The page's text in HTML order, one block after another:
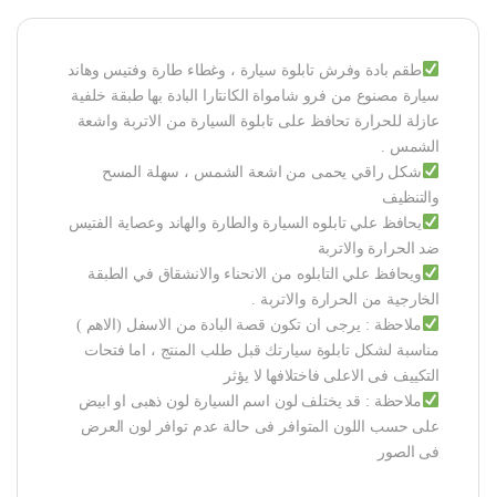
طقم بادة وفرش تابلوة سيارة ، وغطاء طارة وفتيس وهاند
سيارة مصنوع من فرو شامواة الكانتارا البادة بها طبقة خلفية
عازلة للحرارة تحافظ على تابلوة السيارة من الاتربة واشعة
الشمس .
شكل راقي يحمى من اشعة الشمس ، سهلة المسح
والتنظيف
يحافظ علي تابلوه السيارة والطارة والهاند وعصاية الفتيس
ضد الحرارة والاتربة
ويحافظ علي التابلوه من الانحناء والانشقاق في الطبقة
الخارجية من الحرارة والاتربة .
ملاحظة : يرجى ان تكون قصة البادة من الاسفل (الاهم )
مناسبة لشكل تابلوة سيارتك قبل طلب المنتج ، اما فتحات
التكييف فى الاعلى فاختلافها لا يؤثر
ملاحظة : قد يختلف لون اسم السيارة لون ذهبى او ابيض
على حسب اللون المتوافر فى حالة عدم توافر لون العرض
فى الصور